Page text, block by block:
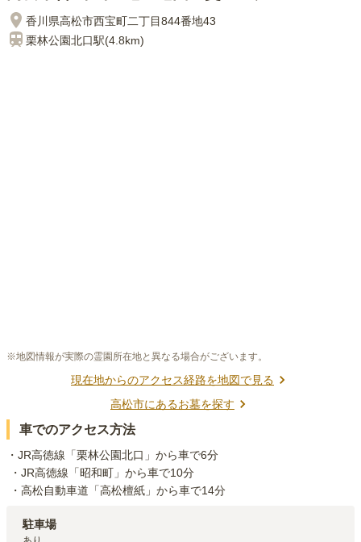
香川県高松市西宝町二丁目844番地43
栗林公園北口駅(4.8km)
※地図情報が実際の霊園所在地と異なる場合がございます。
現在地からのアクセス経路を地図で見る
高松市にあるお墓を探す
車でのアクセス方法
・JR高徳線「栗林公園北口」から車で6分
・高松自動車道「高松檀紙」から車で14分
駐車場